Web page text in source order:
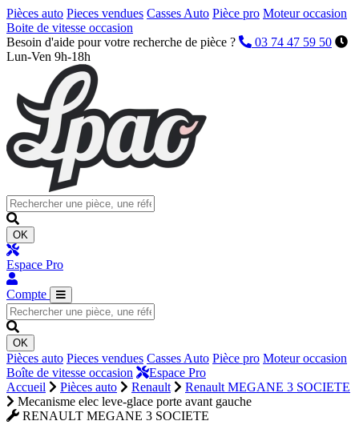
Pièces auto Pieces vendues Casses Auto Pièce pro Moteur occasion
Boite de vitesse occasion
Besoin d'aide pour votre recherche de pièce ?
03 74 47 59 50
Lun-Ven 9h-18h
OK
Espace Pro
Compte
OK
Pièces auto Pieces vendues Casses Auto Pièce pro Moteur occasion
Boîte de vitesse occasion
Espace Pro
Accueil
Pièces auto Renault
Renault MEGANE 3 SOCIETE
Mecanisme elec leve-glace porte avant gauche
RENAULT MEGANE 3 SOCIETE